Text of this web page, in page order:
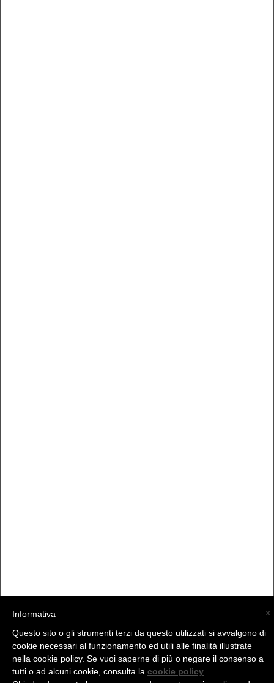
(C) La Valtellina - info@la-valtellina.com -
×
Informativa
Questo sito o gli strumenti terzi da questo utilizzati si avvalgono di
cookie necessari al funzionamento ed utili alle finalità illustrate
nella cookie policy. Se vuoi saperne di più o negare il consenso a
tutti o ad alcuni cookie, consulta la cookie policy